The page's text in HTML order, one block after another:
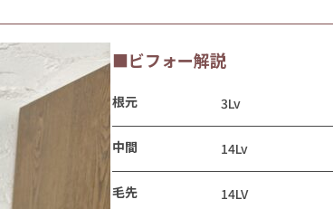
■ビフォー解説
根元 3Lv
中間 14Lv
毛先
14LV